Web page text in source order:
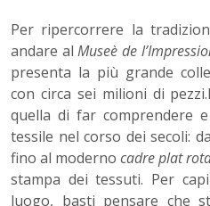
Per ripercorrere la
andare alMuseè de
presenta la più grande
con circa sei milioni di
quella di far comprendere
tessile nel corso dei secoli:
fino al moderno cadre plat
stampa dei tessuti. Per
luogo, basti pensare che